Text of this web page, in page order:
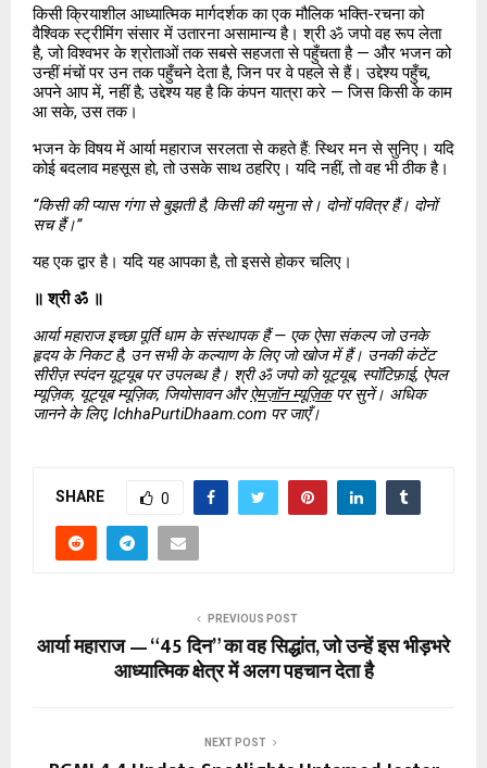
किसी क्रियाशील आध्यात्मिक मार्गदर्शक का एक मौलिक भक्ति-रचना को
वैश्विक स्ट्रीमिंग संसार में उतारना असामान्य है। श्री ॐ जपो वह रूप लेता
है, जो विश्वभर के श्रोताओं तक सबसे सहजता से पहुँचता है — और भजन को
उन्हीं मंचों पर उन तक पहुँचने देता है, जिन पर वे पहले से हैं। उद्देश्य पहुँच,
अपने आप में, नहीं है; उद्देश्य यह है कि कंपन यात्रा करे — जिस किसी के काम
आ सके, उस तक।
भजन के विषय में आर्या महाराज सरलता से कहते हैं: स्थिर मन से सुनिए। यदि
कोई बदलाव महसूस हो, तो उसके साथ ठहरिए। यदि नहीं, तो वह भी ठीक है।
“किसी की प्यास गंगा से बुझती है, किसी की यमुना से। दोनों पवित्र हैं। दोनों
सच हैं।”
यह एक द्वार है। यदि यह आपका है, तो इससे होकर चलिए।
॥ श्री ॐ ॥
आर्या महाराज इच्छा पूर्ति धाम के संस्थापक हैं — एक ऐसा संकल्प जो उनके
हृदय के निकट है, उन सभी के कल्याण के लिए जो खोज में हैं। उनकी कंटेंट
सीरीज़ स्पंदन यूट्यूब पर उपलब्ध है। श्री ॐ जपो को यूट्यूब, स्पॉटिफ़ाई, ऐपल
म्यूज़िक, यूट्यूब म्यूज़िक, जियोसावन और ऐमज़ॉन म्यूज़िक पर सुनें। अधिक
जानने के लिए, IchhaPurtiDhaam.com पर जाएँ।
SHARE 0
PREVIOUS POST
आर्या महाराज — “45 दिन” का वह सिद्धांत, जो उन्हें इस भीड़भरे
आध्यात्मिक क्षेत्र में अलग पहचान देता है
NEXT POST